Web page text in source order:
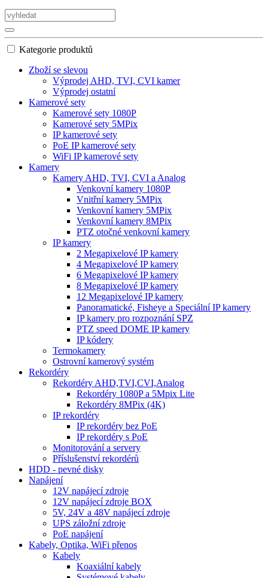
Kategorie produktů
Zboží se slevou
Výprodej AHD, TVI, CVI kamer
Výprodej ostatní
Kamerové sety
Kamerové sety 1080P
Kamerové sety 5MPix
IP kamerové sety
PoE IP kamerové sety
WiFi IP kamerové sety
Kamery
Kamery AHD, TVI, CVI a Analog
Venkovní kamery 1080P
Vnitřní kamery 5MPix
Venkovní kamery 5MPix
Venkovní kamery 8MPix
PTZ otočné venkovní kamery
IP kamery
2 Megapixelové IP kamery
4 Megapixelové IP kamery
6 Megapixelové IP kamery
8 Megapixelové IP kamery
12 Megapixelové IP kamery
Panoramatické, Fisheye a Speciální IP kamery
IP kamery pro rozpoznání SPZ
PTZ speed DOME IP kamery
IP kódery
Termokamery
Ostrovní kamerový systém
Rekordéry
Rekordéry AHD,TVI,CVI,Analog
Rekordéry 1080P a 5Mpix Lite
Rekordéry 8MPix (4K)
IP rekordéry
IP rekordéry bez PoE
IP rekordéry s PoE
Monitorování a servery
Příslušenství rekordérů
HDD - pevné disky
Napájení
12V napájecí zdroje
12V napájecí zdroje BOX
5V, 24V a 48V napájecí zdroje
UPS záložní zdroje
PoE napájení
Kabely, Optika, WiFi přenos
Kabely
Koaxiální kabely